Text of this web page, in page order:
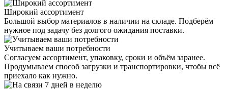
Широкий ассортимент
Большой выбор материалов в наличии на складе. Подберём
нужное под задачу без долгого ожидания поставки.
Учитываем ваши потребности
Согласуем ассортимент, упаковку, сроки и объём заранее.
Продумываем способ загрузки и транспортировки, чтобы всё
приехало как нужно.